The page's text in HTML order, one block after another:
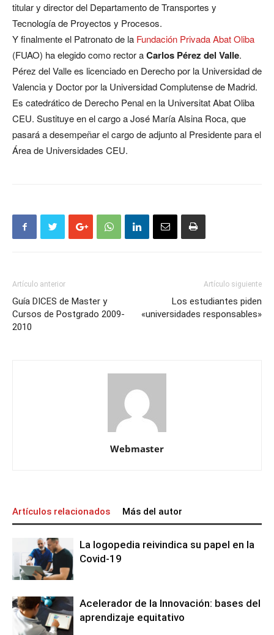
titular y director del Departamento de Transportes y
Tecnología de Proyectos y Procesos.
Y finalmente el Patronato de la Fundación Privada Abat Oliba
(FUAO) ha elegido como rector aCarlos Pérez del Valle.
Pérez del Valle es licenciado en Derecho por la Universidad de
Valencia y Doctor por la Universidad Complutense de Madrid.
Es catedrático de Derecho Penal en la Universitat Abat Oliba
CEU. Sustituye en el cargo a José María Alsina Roca, que
pasará a desempeñar el cargo de adjunto al Presidente para el
Área de Universidades CEU.
Artículo anterior
Guía DICES de Master y
Cursos de Postgrado 2009-
2010
Artículo siguiente
Los estudiantes piden
«universidades responsables»
Webmaster
Artículos relacionados Más del autor
La logopedia reivindica su papel en la
Covid-19
Acelerador de la Innovación: bases del
aprendizaje equitativo